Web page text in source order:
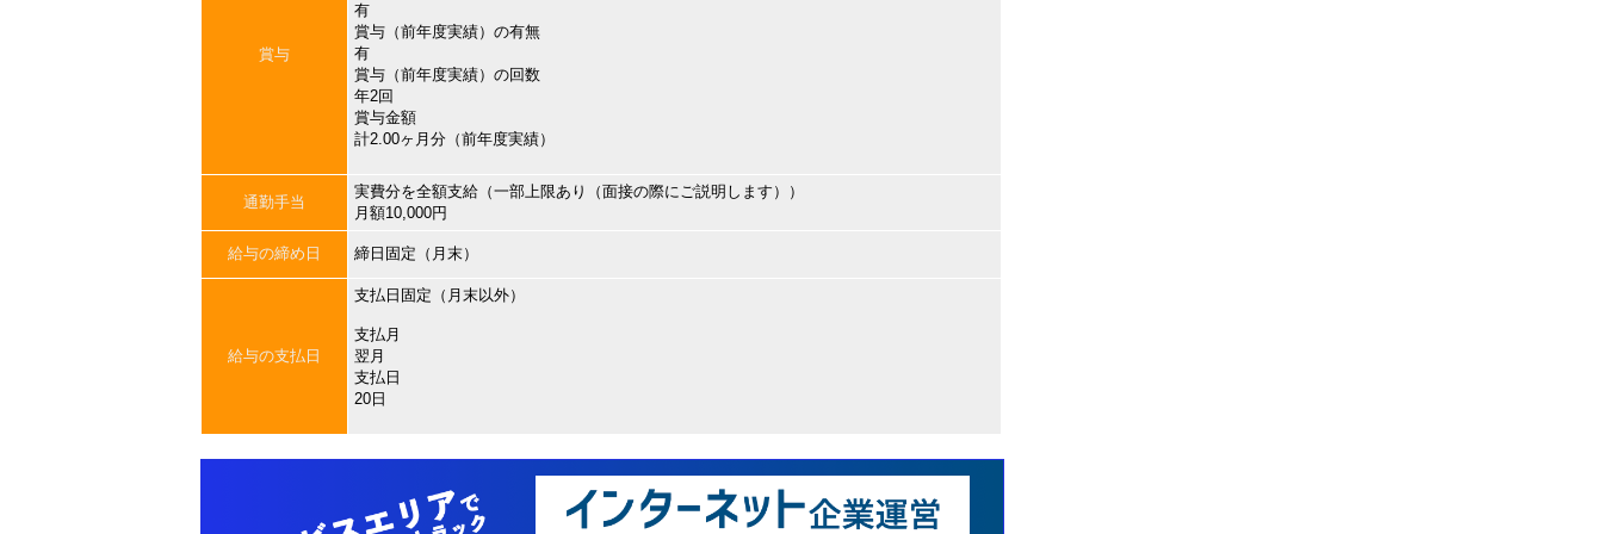
賞与
有
賞与（前年度実績）の有無
有
賞与（前年度実績）の回数
年2回
賞与金額
計2.00ヶ月分（前年度実績）
通勤手当
実費分を全額支給（一部上限あり（面接の際にご説明します））
月額10,000円
給与の締め日 締日固定（月末）
給与の支払日
支払日固定（月末以外）
支払月
翌月
支払日
20日